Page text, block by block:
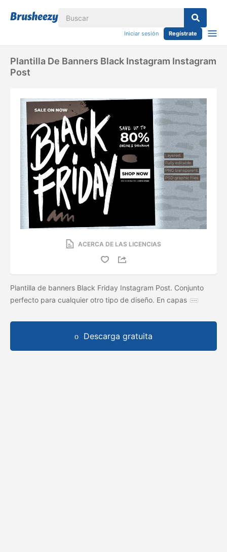
Iniciar sesión Regístrate
Plantilla De Banners Black Instagram Instagram
Post
ACERCA DE LAS LICENCIAS
Plantilla de banners Black Friday Instagram Post. Conjunto
perfecto para cualquier otro tipo de diseño. En capas
Descarga gratuita